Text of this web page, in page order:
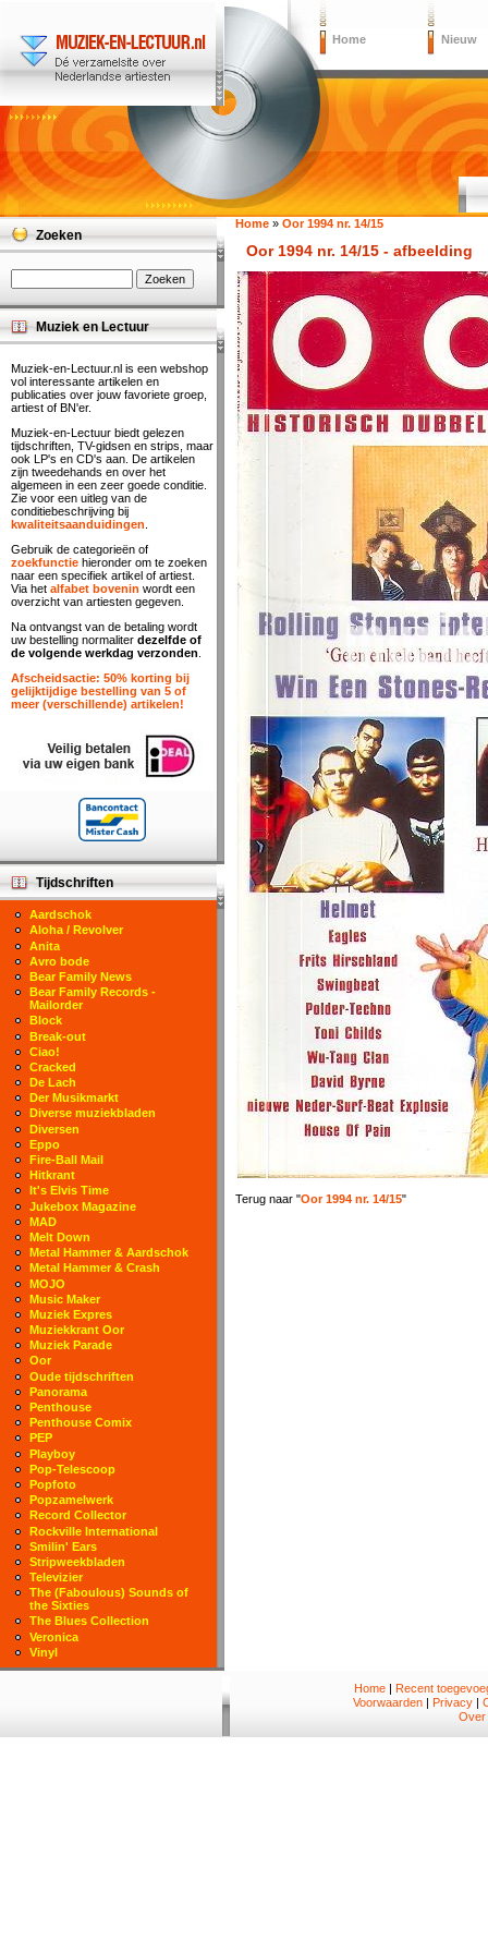
Home Nieuw
Home » Oor 1994 nr. 14/15
Oor 1994 nr. 14/15 - afbeelding
Terug naar "Oor 1994 nr. 14/15"
Zoeken
Muziek en Lectuur
Muziek-en-Lectuur.nl is een webshop
vol interessante artikelen en
publicaties over jouw favoriete groep,
artiest of BN'er.
Muziek-en-Lectuur biedt gelezen
tijdschriften, TV-gidsen en strips, maar
ook LP's en CD's aan. De artikelen
zijn tweedehands en over het
algemeen in een zeer goede conditie.
Zie voor een uitleg van de
conditiebeschrijving bij
kwaliteitsaanduidingen
Gebruik de categorieën of
zoekfunctie hieronder om te zoeken
naar een specifiek artikel of artiest.
Via het alfabet bovenin wordt een
overzicht van artiesten gegeven.
Na ontvangst van de betaling wordt
uw bestelling normaliter dezelfde of
de volgende werkdag verzonden
Afscheidsactie: 50% korting bij
gelijktijdige bestelling van 5 of
meer (verschillende) artikelen!
Tijdschriften
Aardschok
Aloha / Revolver
Anita
Avro bode
Bear Family News
Bear Family Records -
Mailorder
Block
Break-out
Ciao!
Cracked
De Lach
Der Musikmarkt
Diverse muziekbladen
Diversen
Eppo
Fire-Ball Mail
Hitkrant
It's Elvis Time
Jukebox Magazine
MAD
Melt Down
Metal Hammer & Aardschok
Metal Hammer & Crash
MOJO
Music Maker
Muziek Expres
Muziekkrant Oor
Muziek Parade
Oor
Oude tijdschriften
Panorama
Penthouse
Penthouse Comix
PEP
Playboy
Pop-Telescoop
Popfoto
Popzamelwerk
Record Collector
Rockville International
Smilin' Ears
Stripweekbladen
Televizier
The (Faboulous) Sounds of
the Sixties
The Blues Collection
Veronica
Vinyl
Home| Recent
Voorwaarden | Privacy |
Over